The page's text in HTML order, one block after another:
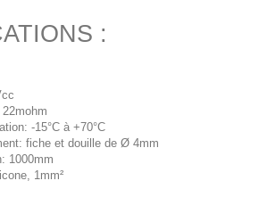
:
-15°C à +70°C
fiche et douille de Ø 4mm
1000mm
1mm²